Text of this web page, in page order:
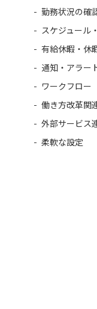
勤務状況の確
スケジュール
有給休暇・休
通知・アラー
ワークフロー
働き方改革関
外部サービス
柔軟な設定